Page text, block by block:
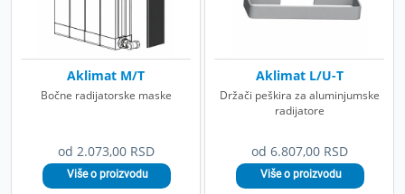
od 2.073,00 RSD
Aklimat M/T
Bočne radijatorske maske
od 6.807,00 RSD
Aklimat L/U-T
Držači peškira za aluminjumske
radijatore